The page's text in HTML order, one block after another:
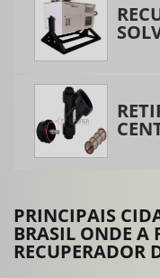
Impressora flexográfica
Lâmina doctor blade
Lavadora de anilox laser
Lavadora de cilindros
Modernização de
Peças para flexografia
PRINCIPAIS
BRASIL ONDE A
RECUPERADOR